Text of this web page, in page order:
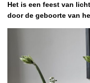
Het is een feest van
door de geboorte van